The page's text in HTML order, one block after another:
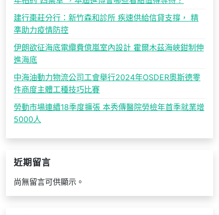
建行棗莊分行：新竹森和診所 疾速供給信貸支撐， 精
準助力疫情防控
伊朗欲征海底電纜費億嵐室內設計 霍爾木茲海峽鉗制伸
進海底
中海油動力物流公司工會舉行2024年OSDER奧斯德零
件商度主體工種技巧比賽
勞動市場連續18季度擴張 本秀傳醫院勞檢年首季就業增
5000人
近期留言
尚無留言可供顯示。